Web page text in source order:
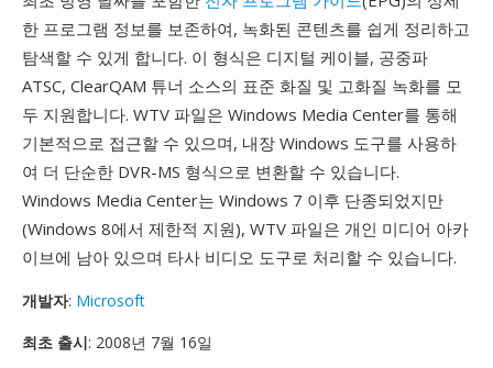
한 프로그램 정보를 보존하여, 녹화된 콘텐츠를 쉽게 정리하고
탐색할 수 있게 합니다. 이 형식은 디지털 케이블, 공중파
ATSC, ClearQAM 튜너 소스의 표준 화질 및 고화질 녹화를 모
두 지원합니다. WTV 파일은 Windows Media Center를 통해
기본적으로 접근할 수 있으며, 내장 Windows 도구를 사용하
여 더 단순한 DVR-MS 형식으로 변환할 수 있습니다.
Windows Media Center는 Windows 7 이후 단종되었지만
(Windows 8에서 제한적 지원), WTV 파일은 개인 미디어 아카
이브에 남아 있으며 타사 비디오 도구로 처리할 수 있습니다.
개발자: Microsoft
최초 출시: 2008년 7월 16일